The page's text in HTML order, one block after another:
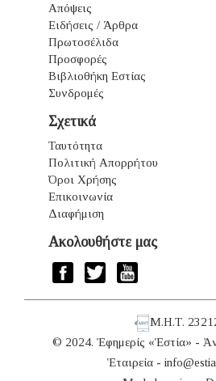
Απόψεις
Ειδήσεις / Άρθρα
Πρωτοσέλιδα
Προσφορές
Βιβλιοθήκη Εστίας
Συνδρομές
Σχετικά
Ταυτότητα
Πολιτική Απορρήτου
Όροι Χρήσης
Επικοινωνία
Διαφήμιση
Ακολουθήστε μας
Μ.Η.Τ.
© 2024. Ἐφημερίς «Ἑστία» -
Ἑταιρεία -